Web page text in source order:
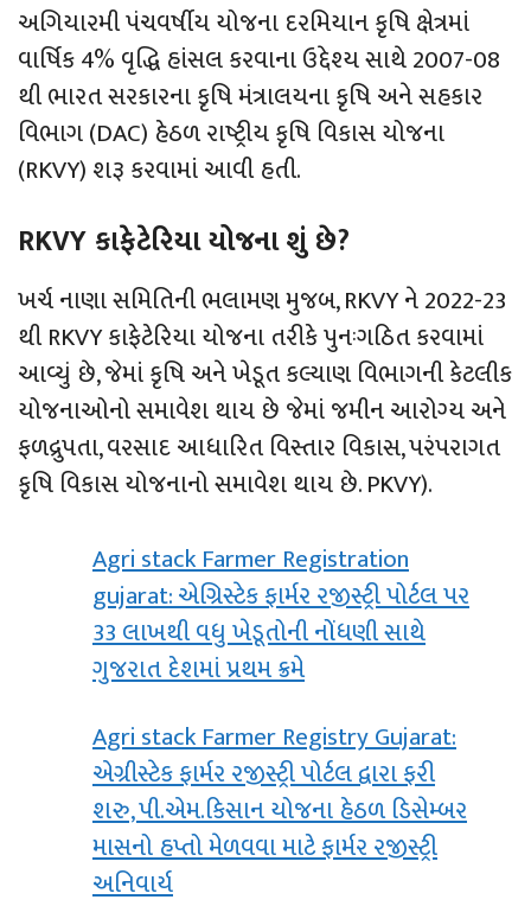
અગિયારમી પંચવર્ષીય યોજના દરમિયાન કૃષિ ક્ષેત્રમાં
વાર્ષિક 4% વૃદ્ધિ હાંસલ કરવાના ઉદ્દેશ્ય સાથે 2007-08
થી ભારત સરકારના કૃષિ મંત્રાલયના કૃષિ અને સહકાર
વિભાગ (DAC) હેઠળ રાષ્ટ્રીય કૃષિ વિકાસ યોજના
(RKVY) શરૂ કરવામાં આવી હતી.
RKVY કાફેટેરિયા યોજના શું છે?
ખર્ચ નાણા સમિતિની ભલામણ મુજબ, RKVY ને 2022-23
થી RKVY કાફેટેરિયા યોજના તરીકે પુનઃગઠિત કરવામાં
આવ્યું છે, જેમાં કૃષિ અને ખેડૂત કલ્યાણ વિભાગની કેટલીક
યોજનાઓનો સમાવેશ થાય છે જેમાં જમીન આરોગ્ય અને
ફળદ્રુપતા, વરસાદ આધારિત વિસ્તાર વિકાસ, પરંપરાગત
કૃષિ વિકાસ યોજનાનો સમાવેશ થાય છે. PKVY).
Agri stack Farmer Registration
gujarat: એગ્રિસ્ટેક ફાર્મર રજીસ્ટ્રી પોર્ટલ પર
33 લાખથી વધુ ખેડૂતોની નોંધણી સાથે
ગુજરાત દેશમાં પ્રથમ ક્રમે
Agri stack Farmer Registry Gujarat:
એગ્રીસ્ટેક ફાર્મર રજીસ્ટ્રી પોર્ટલ દ્વારા ફરી
શરુ, પી.એમ.કિસાન યોજના હેઠળ ડિસેમ્બર
માસનો હપ્તો મેળવવા માટે ફાર્મર રજીસ્ટ્રી
અનિવાર્ય